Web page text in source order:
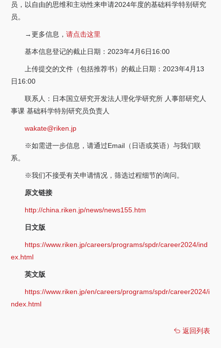
专项工作
信息公开
关于我们
信息系统
下载中心 联系我们 EN
员，以自由的思维和主动性来申请2024年度的基础科学特别研究
员。
→更多信息，请点击这里
基本信息登记的截止日期：2023年4月6日16:00
上传提交的文件（包括推荐书）的截止日期：2023年4月13
日16:00
联系人：日本国立研究开发法人理化学研究所 人事部研究人
事课 基础科学特别研究员负责人
wakate@riken.jp
※如需进一步信息，请通过Email（日语或英语）与我们联
系。
※我们不接受有关申请情况，筛选过程细节的询问。
原文链接
http://china.riken.jp/news/news155.htm
日文版
https://www.riken.jp/careers/programs/spdr/career2024/ind
ex.html
英文版
https://www.riken.jp/en/careers/programs/spdr/career2024/i
ndex.html
返回列表